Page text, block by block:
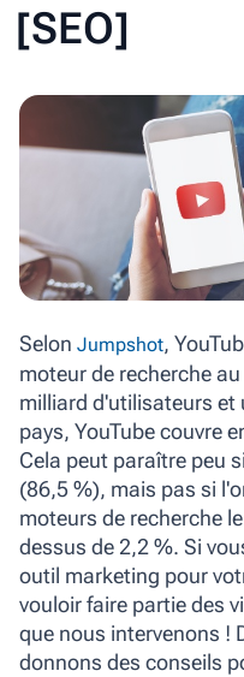
[SEO]
Selon Jumpshot,
moteur de recherche
milliard d'utilisateurs et
pays, YouTube couvre
Cela peut paraître peu
(86,5 %), mais pas si
moteurs de recherche
dessus de 2,2 %. Si
outil marketing pour
vouloir faire partie des
que nous intervenons !
donnons des conseils